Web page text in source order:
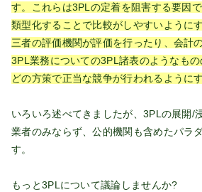
す。これらは3PLの定着を阻害する要因
類型化することで比較がしやすいように
三者の評価機関が評価を行ったり、会計
3PL業務についての3PL諸表のようなも
どの方策で正当な競争が行われるように
いろいろ述べてきましたが、3PLの展開/
業者のみならず、公的機関も含めたパラ
す。
もっと3PLについて議論しませんか?